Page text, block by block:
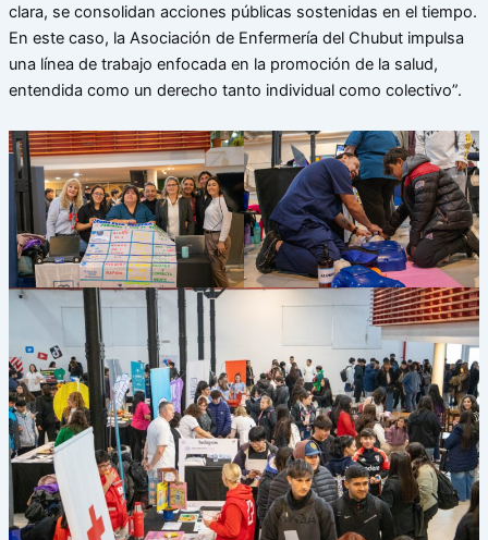
clara, se consolidan acciones públicas sostenidas en el tiempo.
En este caso, la Asociación de Enfermería del Chubut impulsa
una línea de trabajo enfocada en la promoción de la salud,
entendida como un derecho tanto individual como colectivo”.